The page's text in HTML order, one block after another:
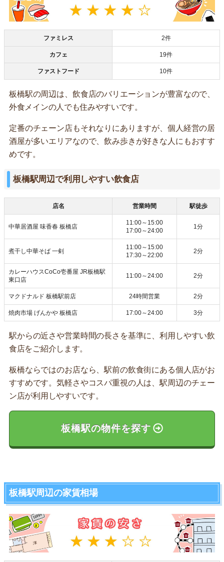
ファミレス 2件
カフェ 19件
ファストフード 10件
板橋駅の周辺は、飲食店のバリエーションが豊富なので、
外食メインの人でも住みやすいです。
定番のチェーン店もそれなりにありますが、個人経営の居
酒屋が多いエリアなので、飲み歩きが好きな人にもおすす
めです。
板橋駅周辺で利用しやすい飲食店
店名 営業時間 駅徒歩
中華居酒屋 味香春 板橋店
11:00～15:00
17:00～24:00
1分
煮干し中華そば 一剣
11:00～15:00
17:30～22:00
2分
カレーハウスCoCo壱番屋 JR板橋駅
東口店
11:00～24:00 2分
マクドナルド 板橋駅前店 24時間営業 2分
焼肉市場 げんかや 板橋店 17:00～24:00 3分
駅からの近さや営業時間の長さを基準に、利用しやすい飲
食店をご紹介します。
板橋ならではのお店なら、駅前の飲食街にある個人店がお
すすめです。気軽さやコスパ重視の人は、駅周辺のチェー
ン店が利用しやすいです。
板橋駅の物件を探す
板橋駅周辺の家賃相場